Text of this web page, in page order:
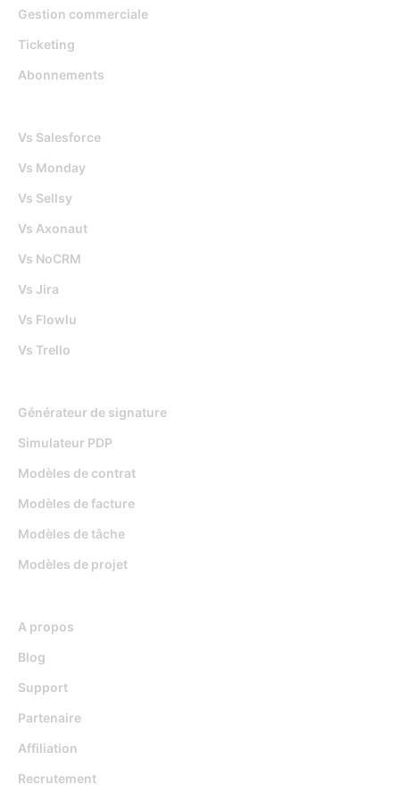
Gestion commerciale
Ticketing
Abonnements
Vs Salesforce
Vs Monday
Vs Sellsy
Vs Axonaut
Vs NoCRM
Vs Jira
Vs Flowlu
Vs Trello
Générateur de signature
Simulateur PDP
Modèles de contrat
Modèles de facture
Modèles de tâche
Modèles de projet
A propos
Blog
Support
Partenaire
Affiliation
Recrutement